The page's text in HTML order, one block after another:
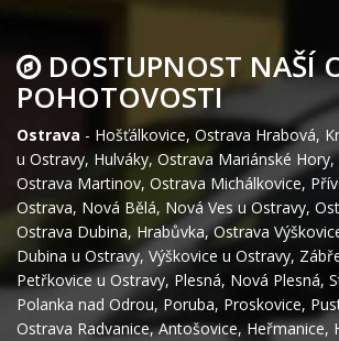
DOSTUPNOST NAŠÍ
POHOTOVOSTI
Ostrava - Hošťálkovice, Ostrava Hrabová,
u Ostravy, Hulváky, Ostrava Mariánské Hory,
Ostrava Martinov, Ostrava Michálkovice,
Ostrava, Nová Bělá, Nová Ves u Ostravy,
Ostrava Dubina, Hrabůvka,Ostrava
Dubina u Ostravy, Výškovice u Ostravy,
Petřkovice u Ostravy, Plesná, Nová Plesná,
Polanka nad Odrou, Poruba, Proskovice,
Ostrava Radvanice,Antošovice, Heřmanice,